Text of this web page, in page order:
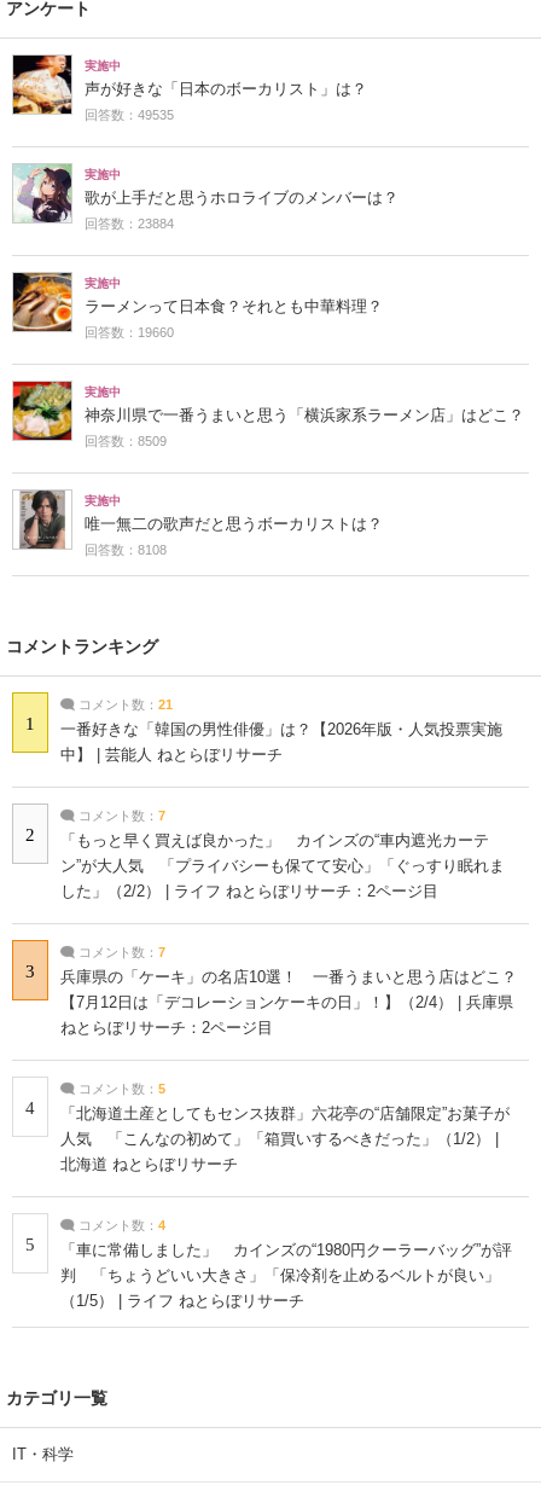
アンケート
実施中
声が好きな「日本のボーカリスト」は？
回答数：49535
実施中
歌が上手だと思うホロライブのメンバーは？
回答数：23884
実施中
ラーメンって日本食？それとも中華料理？
回答数：19660
実施中
神奈川県で一番うまいと思う「横浜家系ラーメン店」はどこ？
回答数：8509
実施中
唯一無二の歌声だと思うボーカリストは？
回答数：8108
コメントランキング
1
コメント数： 21
一番好きな「韓国の男性俳優」は？【2026年版・人気投票実施
中】 | 芸能人 ねとらぼリサーチ
2
コメント数： 7
「もっと早く買えば良かった」 カインズの“車内遮光カーテ
ン”が大人気 「プライバシーも保てて安心」「ぐっすり眠れま
した」（2/2） | ライフ ねとらぼリサーチ：2ページ目
3
コメント数： 7
兵庫県の「ケーキ」の名店10選！ 一番うまいと思う店はどこ？
【7月12日は「デコレーションケーキの日」！】（2/4） | 兵庫県
ねとらぼリサーチ：2ページ目
4
コメント数： 5
「北海道土産としてもセンス抜群」六花亭の“店舗限定”お菓子が
人気 「こんなの初めて」「箱買いするべきだった」（1/2） |
北海道 ねとらぼリサーチ
5
コメント数： 4
「車に常備しました」 カインズの“1980円クーラーバッグ”が評
判 「ちょうどいい大きさ」「保冷剤を止めるベルトが良い」
（1/5） | ライフ ねとらぼリサーチ
カテゴリ一覧
IT・科学